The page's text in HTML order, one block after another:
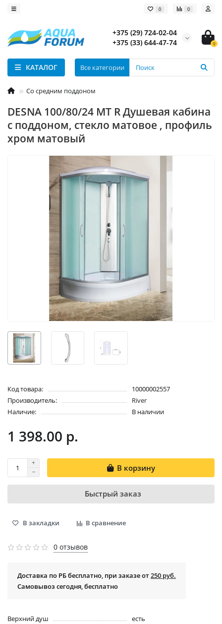
0 0
+375 (29) 724-02-04
+375 (33) 644-47-74
0
КАТАЛОГ Все категории
Со средним поддоном
DESNA 100/80/24 MT R Душевая кабина
с поддоном, стекло матовое , профиль
хром матовый
Код товара:
10000002557
Производитель:
River
Наличие:
В наличии
1 398.00 р.
В корзину
Быстрый заказ
В закладки В сравнение
0 отзывов
Доставка по РБ бесплатно, при заказе от250 руб.
Самовывоз сегодня, бесплатно
Верхний душ
есть